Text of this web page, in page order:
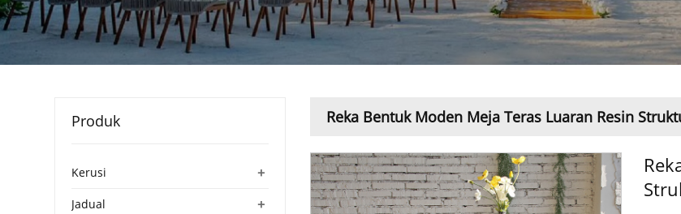
Reka Bentuk Moden Meja Teras Luaran Resin
Produk
+
Kerusi
+
Jadual